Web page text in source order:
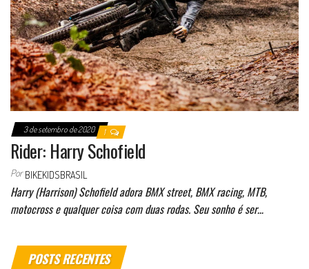
3 de setembro de 2020 1
Rider: Harry Schofield
Por BIKEKIDSBRASIL
Harry (Harrison) Schofield adora BMX street, BMX racing, MTB,
motocross e qualquer coisa com duas rodas. Seu sonho é ser…
POSTS RECENTES